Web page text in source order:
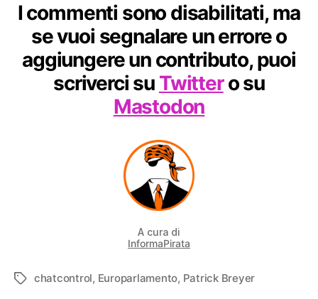
I commenti sono disabilitati, ma
se vuoi segnalare un errore o
aggiungere un contributo, puoi
scriverci su Twittero su
Mastodon
A cura di
InformaPirata
Tag chatcontrol, Europarlamento, Patrick Breyer